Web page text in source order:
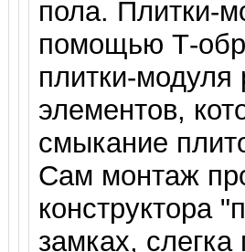
пола. Плитки-
помощью Т-
плитки-
элементов,
смыкание
Сам монтаж
конструктора
замках,